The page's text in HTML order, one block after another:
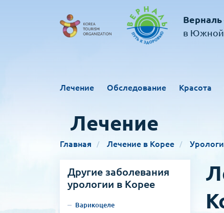
Верналь
в Южной
Лечение Обследование Красота
Лечение
Главная Лечение в Корее
Другие заболевания
урологии в Корее
Варикоцеле